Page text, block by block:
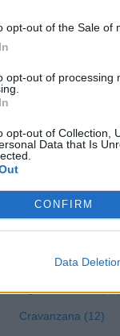
opt-out of the Sale of
opt-out of processing
opt-out of Collection,
Data that Is
CONFIRM
Data
tutti i
Chiusa di Pesio (58)
Cissone (6)
Corneliano d'Alba (38)
Cortemilia (68)
Cossano Belbo (19)
Cravanzana (12)